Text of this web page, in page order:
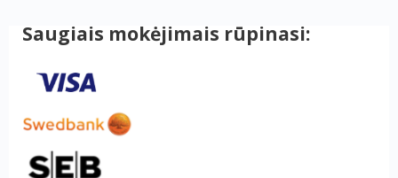
Saugiais mokėjimais rūpinasi: